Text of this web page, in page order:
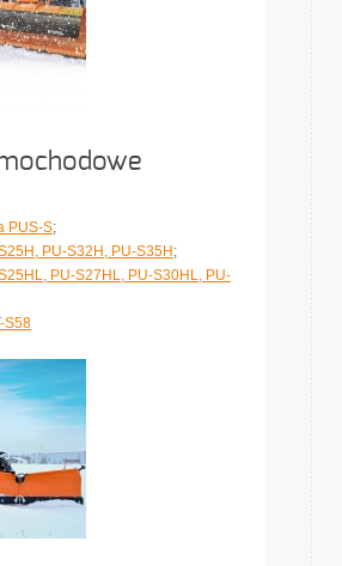
PUS-S;
PU-S32H, PU-S35H ;
PU-S27HL, PU-S30HL, PU-
S58